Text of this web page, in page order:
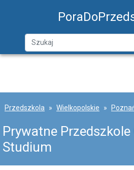
Przedszkola Wielkopolskie
Prywatne
Studium